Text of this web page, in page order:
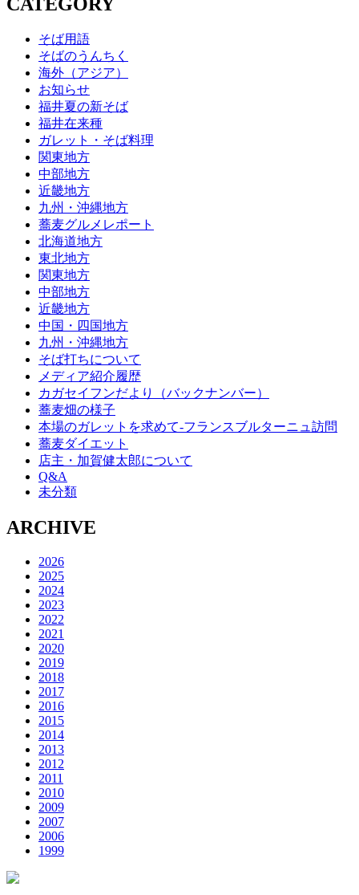
そば用語
そばのうんちく
海外（アジア）
お知らせ
福井夏の新そば
福井在来種
ガレット・そば料理
関東地方
中部地方
近畿地方
九州・沖縄地方
蕎麦グルメレポート
北海道地方
東北地方
関東地方
中部地方
近畿地方
中国・四国地方
九州・沖縄地方
そば打ちについて
メディア紹介履歴
カガセイフンだより（バックナンバー）
蕎麦畑の様子
本場のガレットを求めて‐フランスブルターニュ訪問
蕎麦ダイエット
店主・加賀健太郎について
Q&A
未分類
ARCHIVE
2026
2025
2024
2023
2022
2021
2020
2019
2018
2017
2016
2015
2014
2013
2012
2011
2010
2009
2007
2006
1999